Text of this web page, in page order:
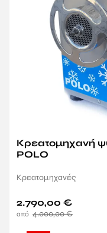
Κρεατομηχανή
POLO
Κρεατομηχανές
4.000,00€
2.790,00 €